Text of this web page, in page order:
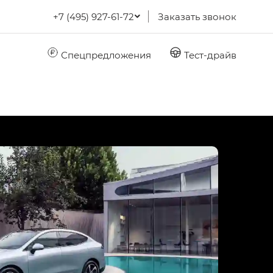
+7 (495) 927-61-72 Заказать звонок
Спецпредложения Тест-драйв